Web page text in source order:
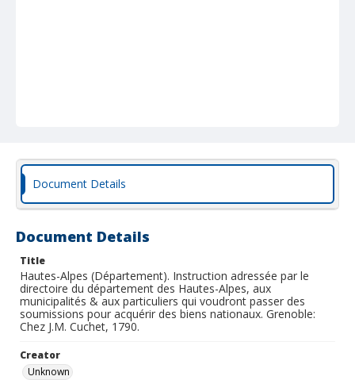
Document Details
Document Details
Title
Hautes-Alpes (Département). Instruction adressée par le
directoire du département des Hautes-Alpes, aux
municipalités & aux particuliers qui voudront passer des
soumissions pour acquérir des biens nationaux. Grenoble:
Chez J.M. Cuchet, 1790.
Creator
Unknown